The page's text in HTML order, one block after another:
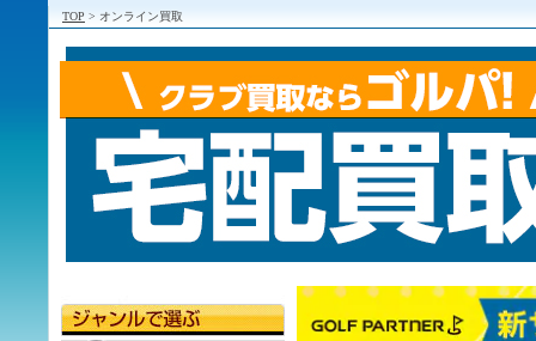
TOP > オンライン買取